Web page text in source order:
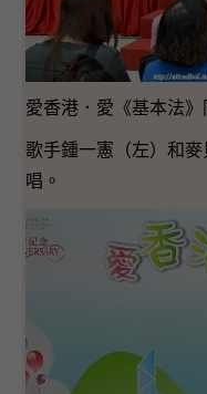
愛香港．愛《基本法》
歌手鍾一憲（左）和
唱。